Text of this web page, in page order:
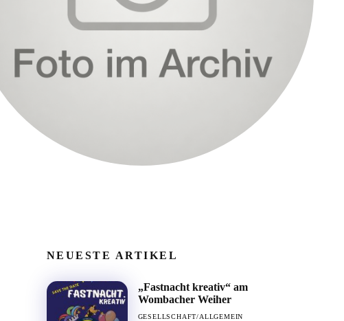
NEUESTE ARTIKEL
„Fastnacht kreativ“ am
Wombacher Weiher
GESELLSCHAFT/ALLGEMEIN